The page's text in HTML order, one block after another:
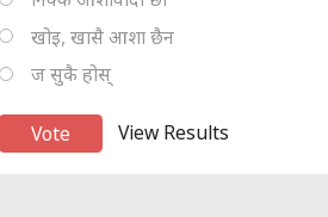
खोइ, खासै आशा छैन
ज सुकै होस्
View Results